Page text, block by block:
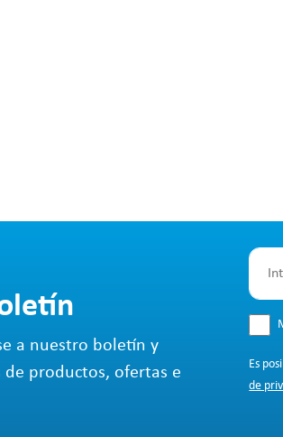
a nuestro boletín y
de productos, ofertas e
Es
de